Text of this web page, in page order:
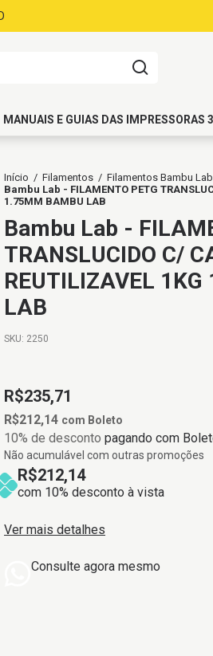
MANUAIS E GUIAS DAS IMPRESSORAS
Início / Filamentos / Filamentos Bambu Lab
Bambu Lab - FILAMENTO PETG
1.75MM BAMBU LAB
Bambu Lab -
TRANSLUCIDO C/
REUTILIZAVEL
LAB
SKU: 2250
R$235,71
R$212,14 com Boleto
10% de desconto pagando com
Não acumulável com outras promoções
R$212,14
com 10% desconto à vista
Ver mais detalhes
Consulte agora mesmo